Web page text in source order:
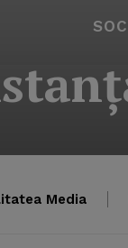
Media